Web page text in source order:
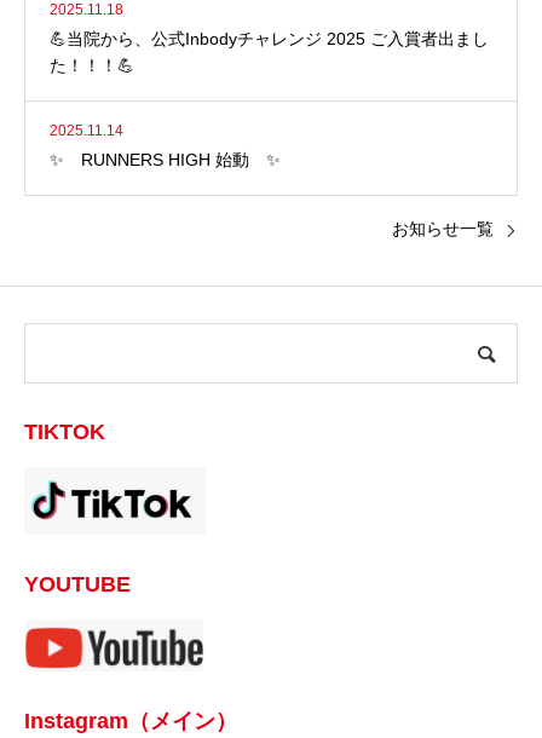
2025.11.18
💪当院から、公式Inbodyチャレンジ 2025 ご入賞者出まし
た！！！💪
2025.11.14
✨ RUNNERS HIGH 始動 ✨
お知らせ一覧
TIKTOK
YOUTUBE
Instagram（メイン）